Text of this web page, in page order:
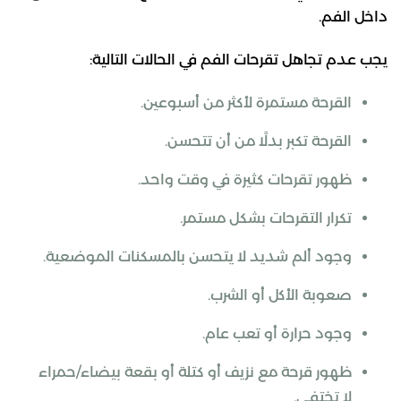
داخل الفم.
يجب عدم تجاهل تقرحات الفم في الحالات التالية:
القرحة مستمرة لأكثر من أسبوعين.
القرحة تكبر بدلًا من أن تتحسن.
ظهور تقرحات كثيرة في وقت واحد.
تكرار التقرحات بشكل مستمر.
وجود ألم شديد لا يتحسن بالمسكنات الموضعية.
صعوبة الأكل أو الشرب.
وجود حرارة أو تعب عام.
ظهور قرحة مع نزيف أو كتلة أو بقعة بيضاء/حمراء
لا تختفي.